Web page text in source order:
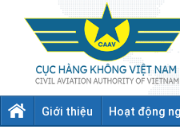
Giới thiệu Hoạt động